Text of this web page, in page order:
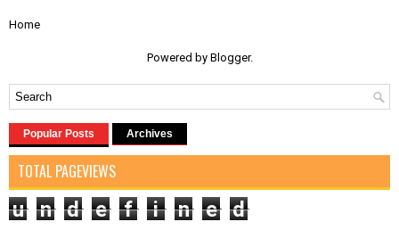
Home
Powered by Blogger.
Popular Posts Archives
TOTAL PAGEVIEWS
u n d e f i n e d